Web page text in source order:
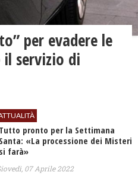
per evadere le
il servizio di
Tutto pronto per la Settimana
Santa: «La processione dei Misteri
si farà»
07 Aprile 2022